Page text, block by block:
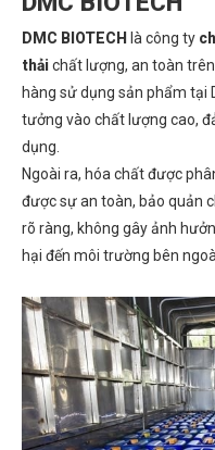
DMC BIOTECH là công ty
thảichất lượng, an toàn
hàng sử dụng sản phẩm tại
tưởng vào chất lượng cao,
dụng.
Ngoài ra, hóa chất được
được sự an toàn, bảo quản
rõ ràng, không gây ảnh
hại đến môi trường bên